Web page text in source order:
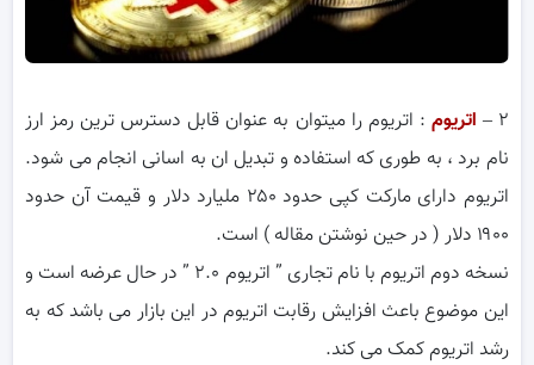
۲ – اتریوم : اتریوم را میتوان به عنوان قابل دسترس ترین رمز ارز
نام برد ، به طوری که استفاده و تبدیل ان به اسانی انجام می شود.
اتریوم دارای مارکت کپی حدود ۲۵۰ ملیارد دلار و قیمت آن حدود
۱۹۰۰ دلار ( در حین نوشتن مقاله ) است.
نسخه دوم اتریوم با نام تجاری ” اتریوم ۲.۰ ” در حال عرضه است و
این موضوع باعث افزایش رقابت اتریوم در این بازار می باشد که به
رشد اتریوم کمک می کند.